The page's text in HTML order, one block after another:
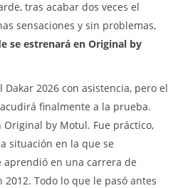
tras acabar dos veces el
sensaciones y sin problemas,
se estrenará en Original by
2026 con asistencia, pero el
finalmente a la prueba.
Original by Motul. Fue práctico,
situación en la que se
aprendió en una carrera de
Todo lo que le pasó antes